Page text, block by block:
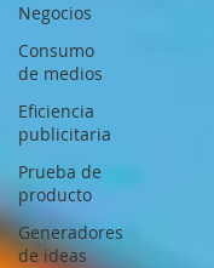
Negocios
Consumo
de medios
Eficiencia
publicitaria
Prueba de
producto
Generadores
de ideas